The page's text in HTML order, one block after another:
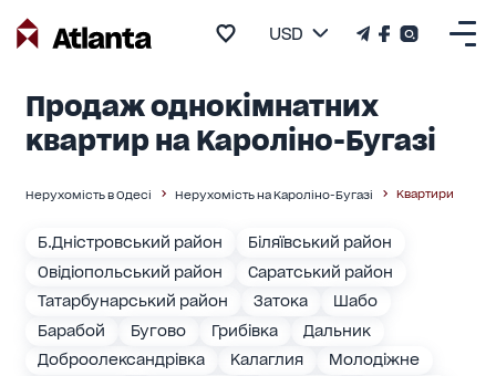
USD
Продаж однокімнатних
квартир на Кароліно-Бугазі
Нерухомість в Одесі Нерухомість на Кароліно-Бугазі Квартири
Б.Дністровський район
Біляївський район
Овідіопольський район
Саратський район
Татарбунарський район
Затока
Шабо
Барабой
Бугово Грибівка
Дальник
Доброолександрівка
Калаглия
Молодіжне